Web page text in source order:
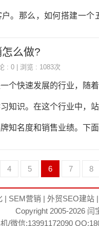
。那么，如何搭建一个
位应该是与企业的发展
么做?
: 0 | 浏览 : 1083次
个快速发展的行业，随
知识。在这个行业中，
知名度和销售业绩。下
引擎，以及新浪、腾讯
体、广告投放费用等因
站群营销策略是站群营销
4 5 6 7 8
| SEM营销 | 外贸SEO建站|
Copyright 2005-2026 闫
/微信:13991172090